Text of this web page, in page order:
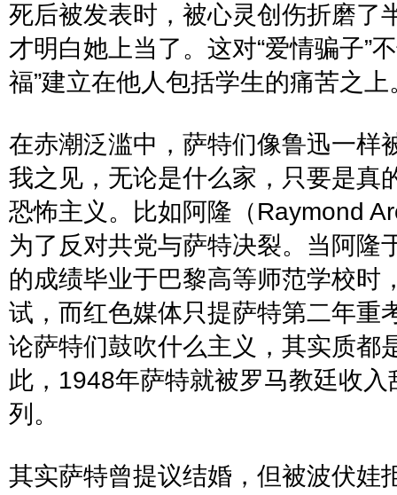
死后被发表时，被心灵创伤折磨了
才明白她上当了。这对“爱情骗子”
福”建立在他人包括学生的痛苦之上
在赤潮泛滥中，萨特们像鲁迅一样
我之见，无论是什么家，只要是真
恐怖主义。比如阿隆（Raymond
为了反对共党与萨特决裂。当阿隆
的成绩毕业于巴黎高等师范学校时
试，而红色媒体只提萨特第二年重
论萨特们鼓吹什么主义，其实质都
此， 1948年萨特就被罗马教廷收入
列。
其实萨特曾提议结婚，但被波伏娃